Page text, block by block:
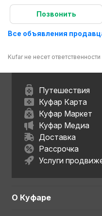
Позвонить
Все объявления
Kufar не несет
Путешествия
Куфар Карта
Куфар Маркет
Куфар Медиа
Доставка
Рассрочка
Услуги
О Куфаре